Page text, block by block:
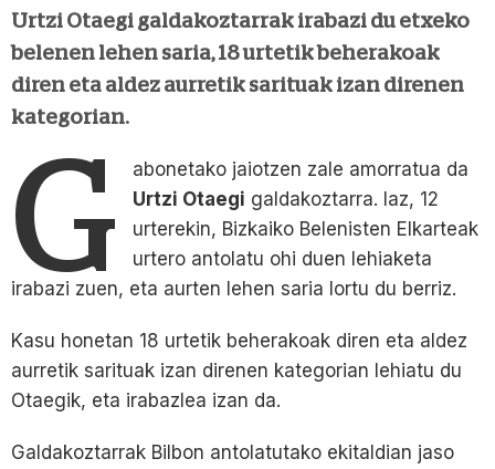
Urtzi Otaegi galdakoztarrak irabazi du etxeko
belenen lehen saria, 18 urtetik beherakoak
diren eta aldez aurretik sarituak izan direnen
kategorian.
G
abonetako jaiotzen zale amorratua da
Urtzi Otaegi galdakoztarra. Iaz, 12
urterekin, Bizkaiko Belenisten Elkarteak
urtero antolatu ohi duen lehiaketa
irabazi zuen, eta aurten lehen saria lortu du berriz.
Kasu honetan 18 urtetik beherakoak diren eta aldez
aurretik sarituak izan direnen kategorian lehiatu du
Otaegik, eta irabazlea izan da.
Galdakoztarrak Bilbon antolatutako ekitaldian jaso